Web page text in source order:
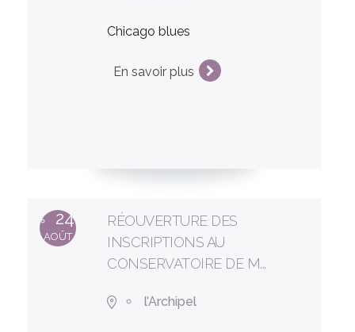
Chicago blues
En savoir plus
24
AOÛT
RÉOUVERTURE DES
INSCRIPTIONS AU
CONSERVATOIRE DE M...
l’Archipel